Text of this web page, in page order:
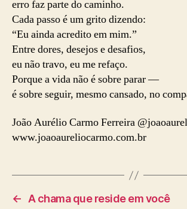
erro faz parte do caminho.
Cada passo é um grito dizendo:
“Eu ainda acredito em mim.”
Entre dores, desejos e desafios,
eu não travo, eu me refaço.
Porque a vida não é sobre parar —
é sobre seguir, mesmo cansado, no
João Aurélio Carmo Ferreira
www.joaoaureliocarmo.com.br
←
A chama que reside em você